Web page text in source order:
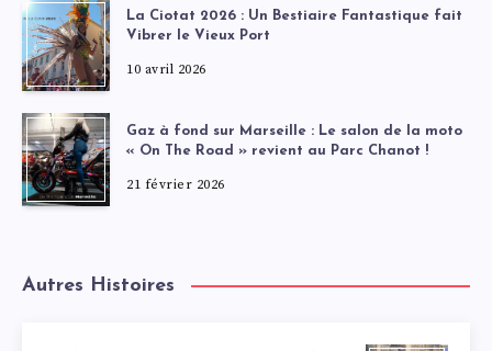
La Ciotat 2026 : Un Bestiaire Fantastique fait
Vibrer le Vieux Port
10 avril 2026
Gaz à fond sur Marseille : Le salon de la moto
« On The Road » revient au Parc Chanot !
21 février 2026
Autres Histoires